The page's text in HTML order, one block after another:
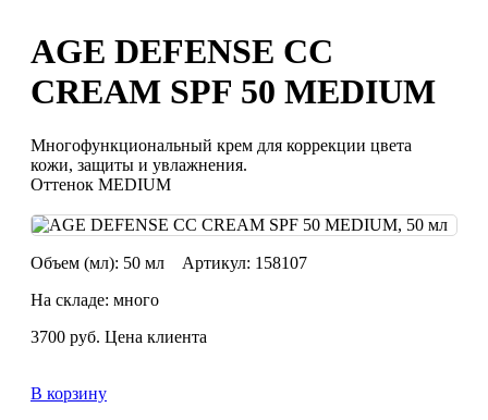
AGE DEFENSE CC
CREAM SPF 50 MEDIUM
Многофункциональный крем для коррекции цвета
кожи, защиты и увлажнения.
Оттенок MEDIUM
Объем (мл): 50 мл Артикул: 158107
На складе: много
3700 руб. Цена клиента
В корзину